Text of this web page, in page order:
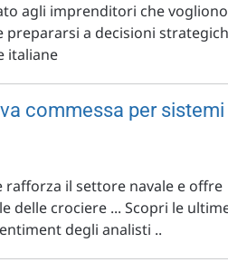
agli imprenditori che vogliono
prepararsi a decisioni
italiane
commessa per sistemi
il settore navale e offre
delle crociere ... Scopri le
degli analisti ..